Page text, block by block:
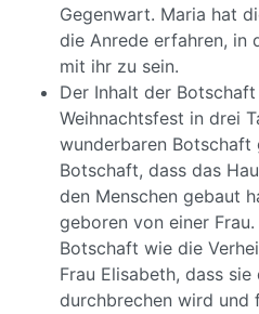
Gegenwart. Maria hat
die Anrede erfahren, in
mit ihr zu sein.
Der Inhalt der
Weihnachtsfest in drei
wunderbaren
Botschaft, dass das
den Menschen gebaut
geboren von einer
Botschaft wie die
Frau Elisabeth, dass
durchbrechen wird und